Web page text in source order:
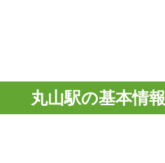
丸山駅の基本情報